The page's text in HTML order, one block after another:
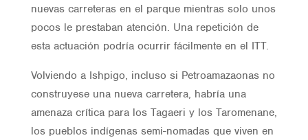
nuevas carreteras en el parque mientras solo unos
pocos le prestaban atención. Una repetición de
esta actuación podría ocurrir fácilmente en el ITT.
Volviendo a Ishpigo, incluso si Petroamazaonas no
construyese una nueva carretera, habría una
amenaza crítica para los Tagaeri y los Taromenane,
los pueblos indígenas semi-nomadas que viven en